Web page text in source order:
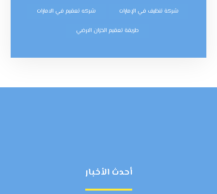
شركة تنظيف في الإمارات شركه تعقيم في الامارات
طريقة تعقيم الخزان الارضي
أحدث الأخبار